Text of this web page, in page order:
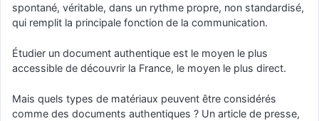
spontané, véritable, dans un rythme propre, non standardisé,
qui remplit la principale fonction de la communication.
Étudier un document authentique est le moyen le plus
accessible de découvrir la France, le moyen le plus direct.
Mais quels types de matériaux peuvent être considérés
comme des documents authentiques ? Un article de presse,